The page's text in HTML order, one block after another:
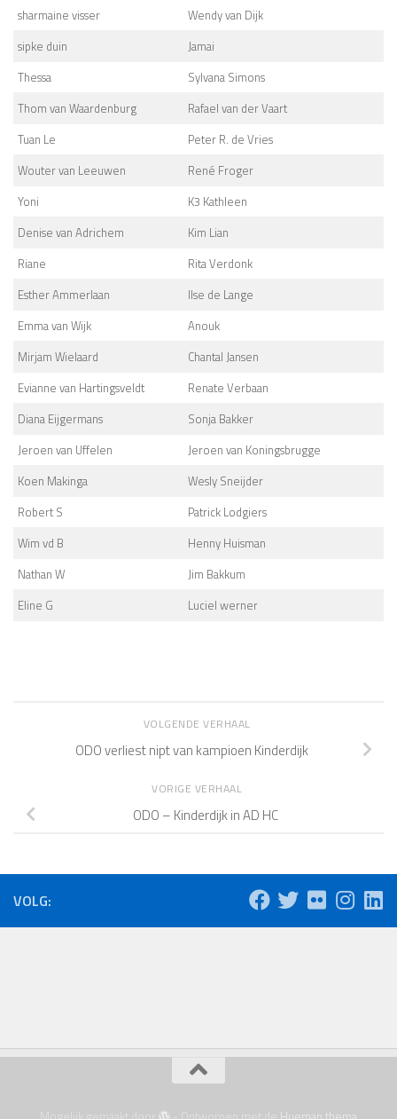
sharmaine visser
Wendy van Dijk
sipke duin
Jamai
Thessa
Sylvana Simons
Thom van Waardenburg
Rafael van der Vaart
Tuan Le
Peter R. de Vries
Wouter van Leeuwen
René Froger
Yoni
K3 Kathleen
Denise van Adrichem
Kim Lian
Riane
Rita Verdonk
Esther Ammerlaan
Ilse de Lange
Emma van Wijk
Anouk
Mirjam Wielaard
Chantal Jansen
Evianne van Hartingsveldt
Renate Verbaan
Diana Eijgermans
Sonja Bakker
Jeroen van Uffelen
Jeroen van Koningsbrugge
Koen Makinga
Wesly Sneijder
Robert S
Patrick Lodgiers
Wim vd B
Henny Huisman
Nathan W
Jim Bakkum
Eline G
Luciel werner
VOLGENDE VERHAAL
ODO verliest nipt van kampioen Kinderdijk
VORIGE VERHAAL
ODO – Kinderdijk in AD HC
VOLG: